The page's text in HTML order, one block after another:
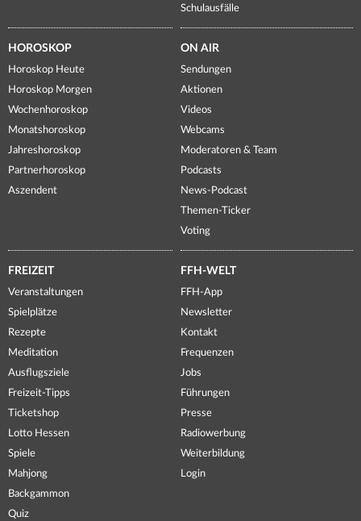
Schulausfälle
HOROSKOP
Horoskop Heute
Horoskop Morgen
Wochenhoroskop
Monatshoroskop
Jahreshoroskop
Partnerhoroskop
Aszendent
ON AIR
Sendungen
Aktionen
Videos
Webcams
Moderatoren & Team
Podcasts
News-Podcast
Themen-Ticker
Voting
FREIZEIT
Veranstaltungen
Spielplätze
Rezepte
Meditation
Ausflugsziele
Freizeit-Tipps
Ticketshop
Lotto Hessen
Spiele
Mahjong
Backgammon
Quiz
FFH-WELT
FFH-App
Newsletter
Kontakt
Frequenzen
Jobs
Führungen
Presse
Radiowerbung
Weiterbildung
Login